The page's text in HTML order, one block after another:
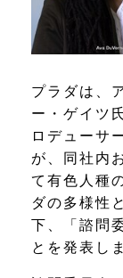
プラダは、
ー・ゲイツ
ロデューサ
が、同社内
て有色人種
ダの多様性
下、「諮問
とを発表し